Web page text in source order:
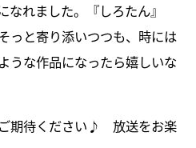
なれました。『しろたん』
っと寄り添いつつも、時には
うな作品になったら嬉しいな
期待ください♪ 放送をお楽